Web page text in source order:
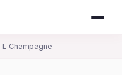
L Champagne